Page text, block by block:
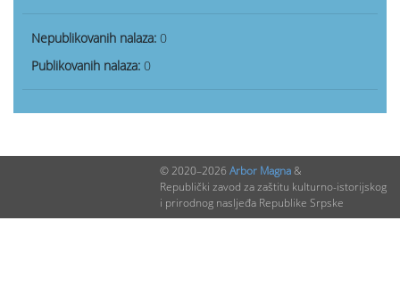
Nepublikovanih nalaza: 0
Publikovanih nalaza: 0
© 2020–2026 Arbor Magna&
Republički zavod za zaštitu kulturno-istorijskog
i prirodnog nasljeđa Republike Srpske